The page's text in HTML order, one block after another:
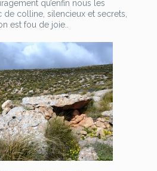
qu’enfin nous les
colline, silencieux et secrets,
est fou de joie..